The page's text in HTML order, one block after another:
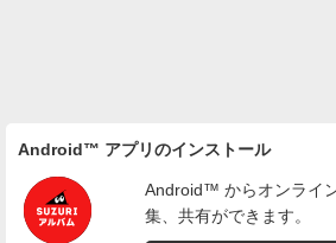
Android™ アプリのインストール
Android™ からオンライ
集、共有ができます。